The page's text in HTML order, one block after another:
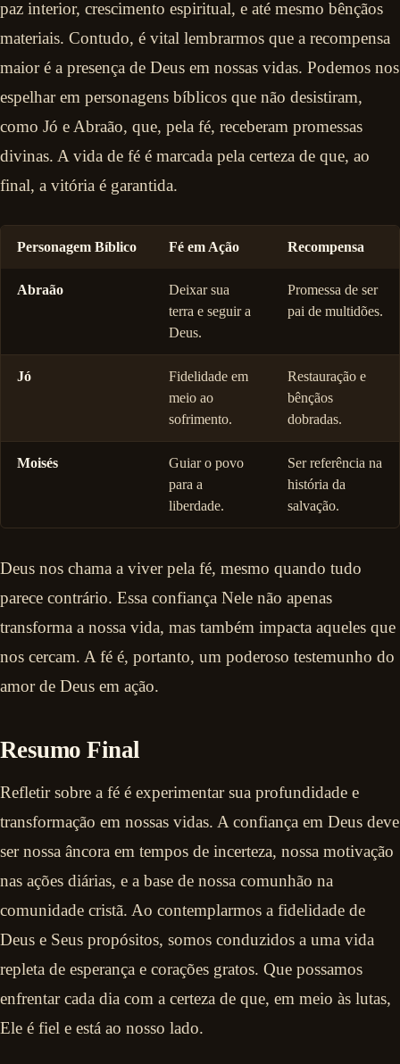
paz interior, crescimento espiritual, e até mesmo bênçãos
materiais. Contudo, é vital lembrarmos que a recompensa
maior é a presença de Deus em nossas vidas. Podemos nos
espelhar em personagens bíblicos que não desistiram,
como Jó e Abraão, que, pela fé, receberam promessas
divinas. A vida de fé é marcada pela certeza de que, ao
final, a vitória é garantida.
Personagem Bíblico Fé em Ação Recompensa
Abraão
Deixar sua
terra e seguir a
Deus.
Promessa de ser
pai de multidões.
Jó
Fidelidade em
meio ao
sofrimento.
Restauração e
bênçãos
dobradas.
Moisés
Guiar o povo
para a
liberdade.
Ser referência na
história da
salvação.
Deus nos chama a viver pela fé, mesmo quando tudo
parece contrário. Essa confiança Nele não apenas
transforma a nossa vida, mas também impacta aqueles que
nos cercam. A fé é, portanto, um poderoso testemunho do
amor de Deus em ação.
Resumo Final
Refletir sobre a fé é experimentar sua profundidade e
transformação em nossas vidas. A confiança em Deus deve
ser nossa âncora em tempos de incerteza, nossa motivação
nas ações diárias, e a base de nossa comunhão na
comunidade cristã. Ao contemplarmos a fidelidade de
Deus e Seus propósitos, somos conduzidos a uma vida
repleta de esperança e corações gratos. Que possamos
enfrentar cada dia com a certeza de que, em meio às lutas,
Ele é fiel e está ao nosso lado.